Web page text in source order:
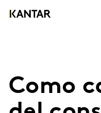
Como